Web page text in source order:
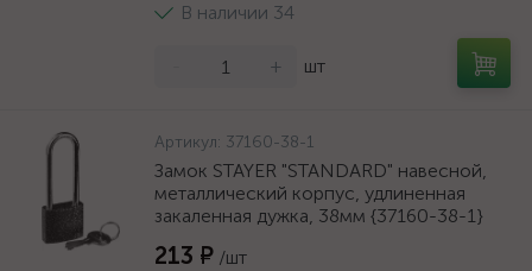
В наличии 34
+ шт
Артикул: 37160-38-1
Замок STAYER "STANDARD" навесной,
металлический корпус, удлиненная
закаленная дужка, 38мм {37160-38-1}
213 ₽ /шт